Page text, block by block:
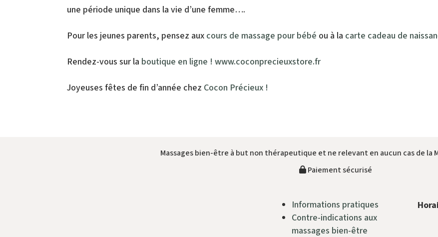
une période unique dans la vie d’une femme….
Pour les jeunes parents, pensez aux cours de massage pour bébé ou à la carte cadeau de
Rendez-vous sur la boutique en ligne ! www.coconprecieuxstore.fr
Joyeuses fêtes de fin d’année chez Cocon Précieux !
Massages bien-être à but non thérapeutique et ne relevant en aucun cas de la
Paiement sécurisé
Informations pratiques
Contre-indications aux
massages bien-être